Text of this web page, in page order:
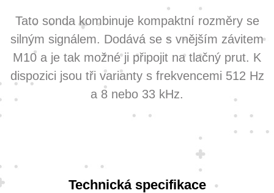
Tato sonda kombinuje kompaktní rozměry se
silným signálem. Dodává se s vnějším závitem
M10 a je tak možné ji připojit na tlačný prut. K
dispozici jsou tři varianty s frekvencemi 512 Hz
a 8 nebo 33 kHz.
Technická specifikace